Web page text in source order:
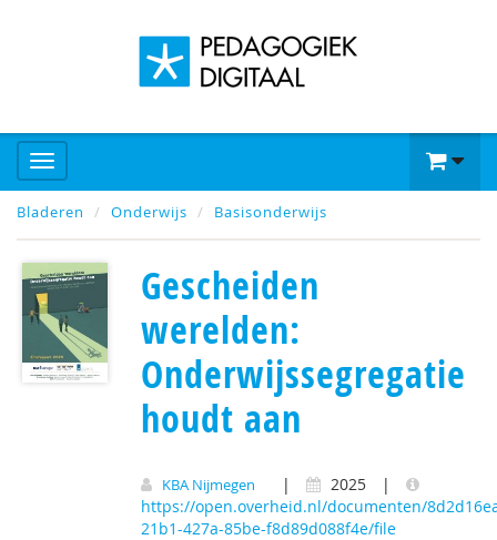
Bladeren Onderwijs Basisonderwijs
Gescheiden
werelden:
Onderwijssegregatie
houdt aan
KBA Nijmegen | 2025
|
https://open.overheid.nl/documenten/
21b1-427a-85be-f8d89d088f4e/file